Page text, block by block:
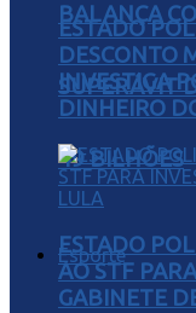
BALANÇA
SUPERÁVIT
49 BILHÕES
Esporte
ESTADO
DESCONTO
INVESTIGA
DINHEIRO
ESTADO
AO STF
GABINETE